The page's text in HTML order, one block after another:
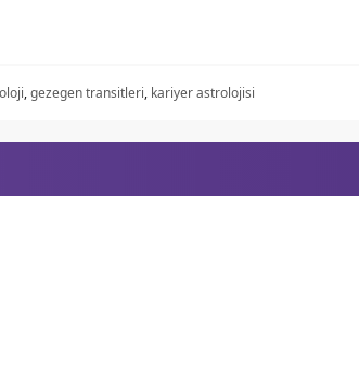
,gezegen transitleri, kariyer astrolojisi